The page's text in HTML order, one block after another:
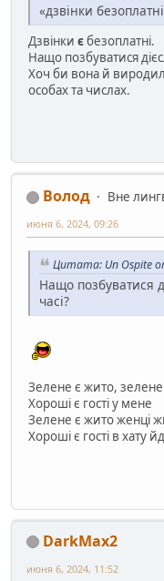
«дзвінки
Дзвінки єбезоплатні.
Нащо позбуватися
Хоч би вона й
особах та числах.
Волод
Вне
июня 6, 2024, 09:26
Цитата: Un Ospite
Нащо позбуватися
часі?
Зелене є жито, зелене
Хороші є гості у мене
Зелене є жито женці
Хороші є гості в хату
DarkMax2
июня 6, 2024, 11:52